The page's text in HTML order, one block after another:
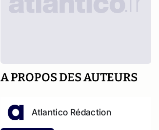
A PROPOS DES AUTEURS
Atlantico Rédaction